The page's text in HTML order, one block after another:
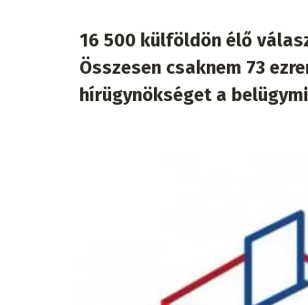
16 500 külföldön élő
Összesen csaknem 73
hírügynökséget a